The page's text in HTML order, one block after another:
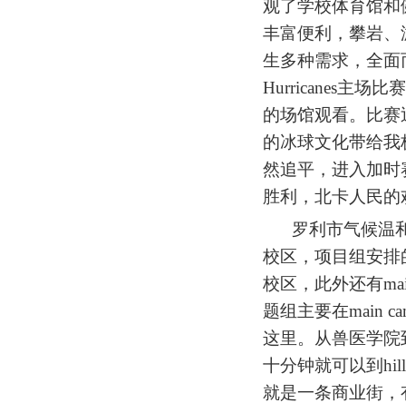
观了学校体育馆
丰富便利，攀岩
生多种需求，全
Hurricanes主场比
的场馆观看。比
的冰球文化带给
然追平，进入加
胜利，北卡人民
罗利市气候温
校区，项目组安排
校区，此外还有
题组主要在main
这里。从兽医学院
十分钟就可以到
就是一条商业街，